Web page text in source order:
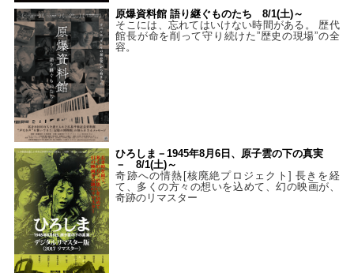
原爆資料館 語り継ぐものたち 8/1(土)～
そこには、忘れてはいけない時間がある。 歴代
館長が命を削って守り続けた”歴史の現場”の全
容。
ひろしま－1945年8月6日、原子雲の下の真実
－ 8/1(土)～
奇跡への情熱[核廃絶プロジェクト] 長きを経
て、多くの方々の想いを込めて、幻の映画が、
奇跡のリマスター